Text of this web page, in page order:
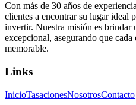
Con más de 30 años de
clientes a encontrar su lugar ideal
invertir. Nuestra misión es brindar
excepcional, asegurando que
memorable.
Links
InicioTasacionesNosotrosContacto